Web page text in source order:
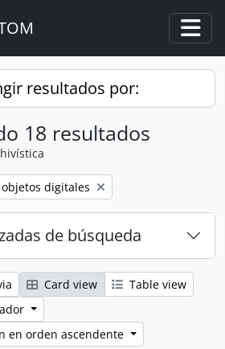
resultados por:
18 resultados
filter:
objetos digitales
de búsqueda
Card view
Table view
en orden ascendente